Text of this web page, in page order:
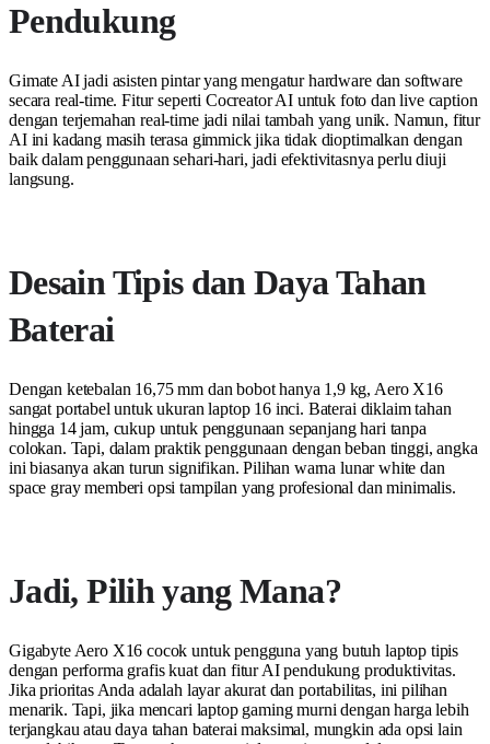
Pendukung
Gimate AI jadi asisten pintar yang mengatur hardware dan software
secara real-time. Fitur seperti Cocreator AI untuk foto dan live caption
dengan terjemahan real-time jadi nilai tambah yang unik. Namun, fitur
AI ini kadang masih terasa gimmick jika tidak dioptimalkan dengan
baik dalam penggunaan sehari-hari, jadi efektivitasnya perlu diuji
langsung.
Desain Tipis dan Daya Tahan
Baterai
Dengan ketebalan 16,75 mm dan bobot hanya 1,9 kg, Aero X16
sangat portabel untuk ukuran laptop 16 inci. Baterai diklaim tahan
hingga 14 jam, cukup untuk penggunaan sepanjang hari tanpa
colokan. Tapi, dalam praktik penggunaan dengan beban tinggi, angka
ini biasanya akan turun signifikan. Pilihan warna lunar white dan
space gray memberi opsi tampilan yang profesional dan minimalis.
Jadi, Pilih yang Mana?
Gigabyte Aero X16 cocok untuk pengguna yang butuh laptop tipis
dengan performa grafis kuat dan fitur AI pendukung produktivitas.
Jika prioritas Anda adalah layar akurat dan portabilitas, ini pilihan
menarik. Tapi, jika mencari laptop gaming murni dengan harga lebih
terjangkau atau daya tahan baterai maksimal, mungkin ada opsi lain